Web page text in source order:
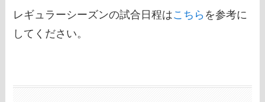
レギュラーシーズンの試合日程はこちら を参考に
してください。